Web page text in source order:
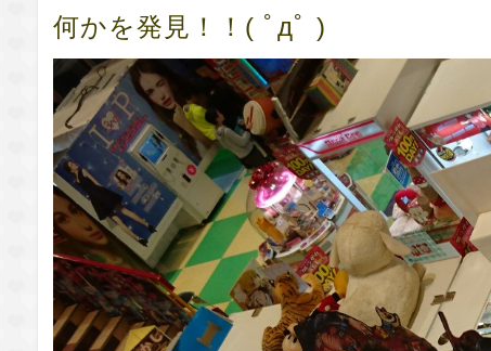
何かを発見！！( ﾟдﾟ )